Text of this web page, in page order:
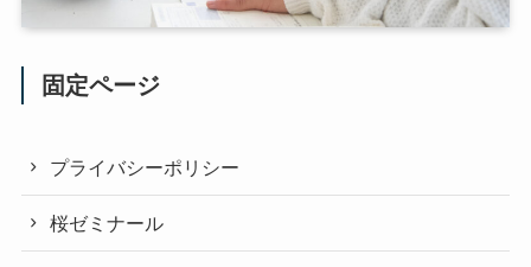
固定ページ
プライバシーポリシー
桜ゼミナール